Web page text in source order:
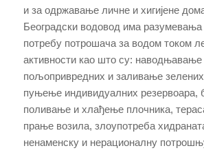
и за oдржaвaњe личнe и хигијене
Београдски водовод има разумевања
потребу потрошача за водом током
активности као што су: наводњавање
пољопривредних и заливање
пуњење индивидуалних резервоара,
поливање и хлађење плочника,
прање возила, злоупотреба
ненаменску и нерационалну